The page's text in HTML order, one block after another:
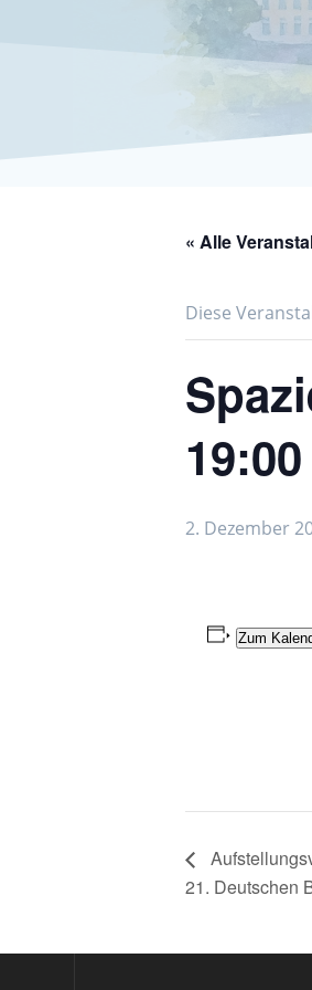
« Alle
Diese
2. Dezember
Zum
21. Deutschen